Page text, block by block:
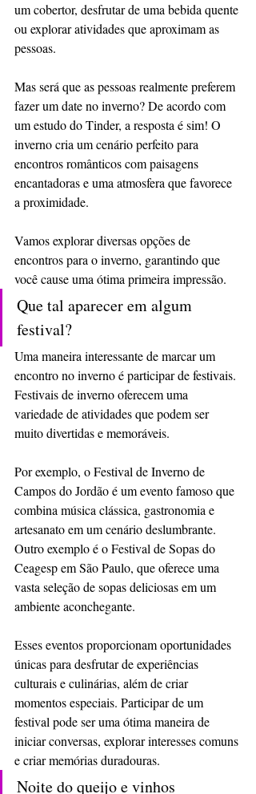
um cobertor, desfrutar de uma bebida quente
ou explorar atividades que aproximam as
pessoas.
Mas será que as pessoas realmente preferem
fazer um date no inverno? De acordo com
um estudo do Tinder, a resposta é sim! O
inverno cria um cenário perfeito para
encontros românticos com paisagens
encantadoras e uma atmosfera que favorece
a proximidade.
Vamos explorar diversas opções de
encontros para o inverno, garantindo que
você cause uma ótima primeira impressão.
Que tal aparecer em algum
festival?
Uma maneira interessante de marcar um
encontro no inverno é participar de festivais.
Festivais de inverno oferecem uma
variedade de atividades que podem ser
muito divertidas e memoráveis.
Por exemplo, o Festival de Inverno de
Campos do Jordão é um evento famoso que
combina música clássica, gastronomia e
artesanato em um cenário deslumbrante.
Outro exemplo é o Festival de Sopas do
Ceagesp em São Paulo, que oferece uma
vasta seleção de sopas deliciosas em um
ambiente aconchegante.
Esses eventos proporcionam oportunidades
únicas para desfrutar de experiências
culturais e culinárias, além de criar
momentos especiais. Participar de um
festival pode ser uma ótima maneira de
iniciar conversas, explorar interesses comuns
e criar memórias duradouras.
Noite do queijo e vinhos